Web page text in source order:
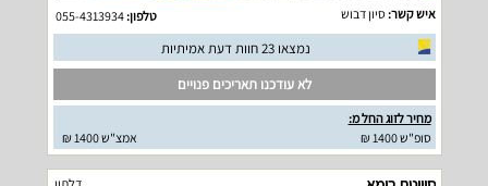
איש קשר:סיון דבוש טלפון:055-4313934
נמצאו 23 חוות דעת אמיתיות
לא עודכנו תאריכים פנויים
מחיר לזוג החל מ:
סופ"ש 1400 ₪
אמצ"ש 1400 ₪